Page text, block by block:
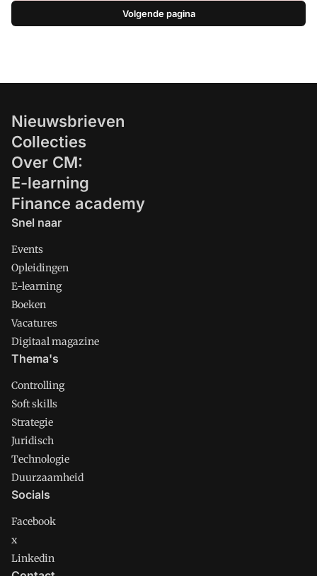
voldoen.u00a0 Waarom vinden we het
Volgende pagina
Nieuwsbrieven
Collecties
Over CM:
E-learning
Finance academy
Snel naar
Events
Opleidingen
E-learning
Boeken
Vacatures
Digitaal magazine
Thema's
Controlling
Soft skills
Strategie
Juridisch
Technologie
Duurzaamheid
Socials
Facebook
x
Linkedin